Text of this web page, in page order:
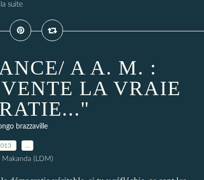
suite
A A. M. :
LA VRAIE
brazzaville
Makanda (LDM)